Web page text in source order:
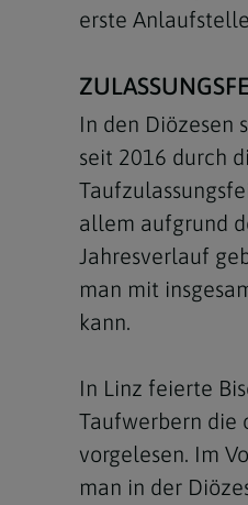
erste
In den Diözesen
seit 2016 durch
allem aufgrund
Jahresverlauf
man mit
kann.
In Linz feierte
Taufwerbern die
vorgelesen. Im
man in der